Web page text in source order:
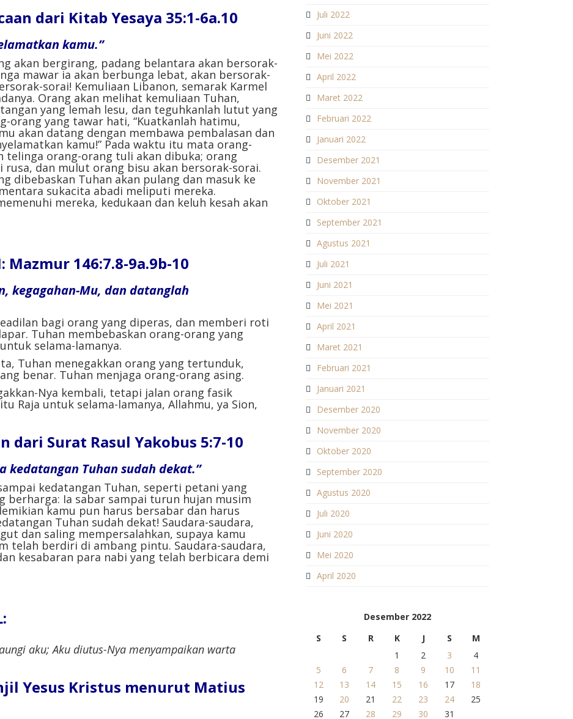
dari Kitab Yesaya 35:1-6a.10
kamu.”
akan bergirang, padang belantara akan bersorak-
mawar ia akan berbunga lebat, akan bersorak-
sorai! Kemuliaan Libanon, semarak Karmel
Orang akan melihat kemuliaan Tuhan,
yang lemah lesu, dan teguhkanlah lutut yang
orang yang tawar hati, “Kuatkanlah hatimu,
akan datang dengan membawa pembalasan dan
kamu!” Pada waktu itu mata orang-
telinga orang-orang tuli akan dibuka; orang
dan mulut orang bisu akan bersorak-sorai.
dibebaskan Tuhan akan pulang dan masuk ke
sukacita abadi meliputi mereka.
mereka, kedukaan dan keluh kesah akan
Mazmur 146:7.8-9a.9b-10
kegagahan-Mu, dan datanglah
bagi orang yang diperas, dan memberi roti
Tuhan membebaskan orang-orang yang
selama-lamanya.
Tuhan menegakkan orang yang tertunduk,
benar. Tuhan menjaga orang-orang asing.
Nya kembali, tetapi jalan orang fasik
Raja untuk selama-lamanya, Allahmu, ya Sion,
dari Surat Rasul Yakobus 5:7-10
kedatangan Tuhan sudah dekat.”
kedatangan Tuhan, seperti petani yang
berharga: Ia sabar sampai turun hujan musim
kamu pun harus bersabar dan harus
Tuhan sudah dekat! Saudara-saudara,
dan saling mempersalahkan, supaya kamu
telah berdiri di ambang pintu. Saudara-saudara,
kesabaran para nabi yang telah berbicara demi
aku; Aku diutus-Nya menyampaikan warta
Yesus Kristus menurut Matius
Juli 2022
Juni 2022
Mei 2022
April 2022
Maret 2022
Februari 2022
Januari 2022
Desember 2021
November 2021
Oktober 2021
September 2021
Agustus 2021
Juli 2021
Juni 2021
Mei 2021
April 2021
Maret 2021
Februari 2021
Januari 2021
Desember 2020
November 2020
Oktober 2020
September 2020
Agustus 2020
Juli 2020
Juni 2020
Mei 2020
April 2020
Desember 2022
S
S R K J S
M
1
2 3
4
5
6 7 8 9 10
11
12
13 14 15 16 17
18
19
20 21 22 23 24
25
26
27 28 29 30 31